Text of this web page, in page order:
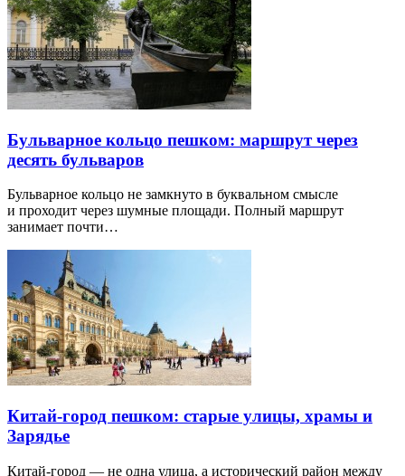
Бульварное кольцо пешком: маршрут через
десять бульваров
Бульварное кольцо не замкнуто в буквальном смысле
и проходит через шумные площади. Полный маршрут
занимает почти…
Китай-город пешком: старые улицы, храмы и
Зарядье
Китай-город — не одна улица, а исторический район между